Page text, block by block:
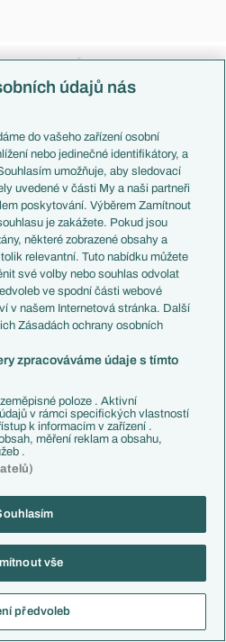
13:57
19:11
jako hrozna blbost, ze se takovy
jenom kvuli tomu, ze to
evidentne spatne). Proste hrozna
neco delat..
19:14
MU hatery.
19:15
vycházejí dobře...
údajů nás
do vašeho zařízení osobní
nebo jedinečné identifikátory, a
umožňuje, aby sledovací
uvedené v části My a naši partneři
poskytování. Výběrem Zamítnout
je zakážete. Pokud jsou
některé zobrazené obsahy a
relevantní. Tuto nabídku můžete
své volby nebo souhlas odvolat
ve spodní části webové
v našem Internetová stránka. Další
Zásadách ochrany osobních
zpracováváme údaje s tímto
poloze . Aktivní
v rámci specifických vlastností
k informacím v zařízení .
měření reklam a obsahu,
.
vše
předvoleb